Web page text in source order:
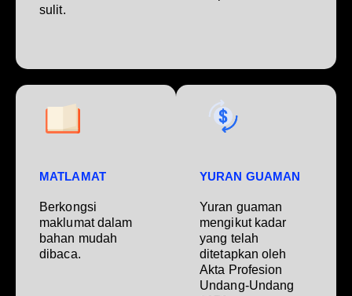
sulit.
MATLAMAT
Berkongsi
maklumat dalam
bahan mudah
dibaca.
YURAN GUAMAN
Yuran guaman
mengikut kadar
yang telah
ditetapkan oleh
Akta Profesion
Undang-Undang